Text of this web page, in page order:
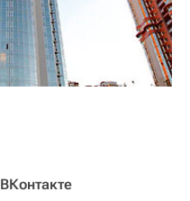
ВКонтакте